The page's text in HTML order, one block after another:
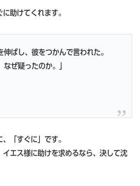
助けてくれます。
伸ばし、彼をつかんで言われた。
なぜ疑ったのか。」
、「すぐに」です。
エス様に助けを求めるなら、決して沈